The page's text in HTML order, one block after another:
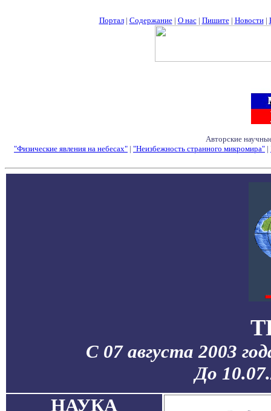
Портал| Содержание| О нас| Пишите| Новости|
Авторские
"Физические явления на небесах" | "Неизбежность странного микромира" |
С 07 августа 2003
До
НАУКА